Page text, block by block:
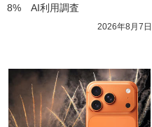
8%　AI利用調査
2026年8月7日